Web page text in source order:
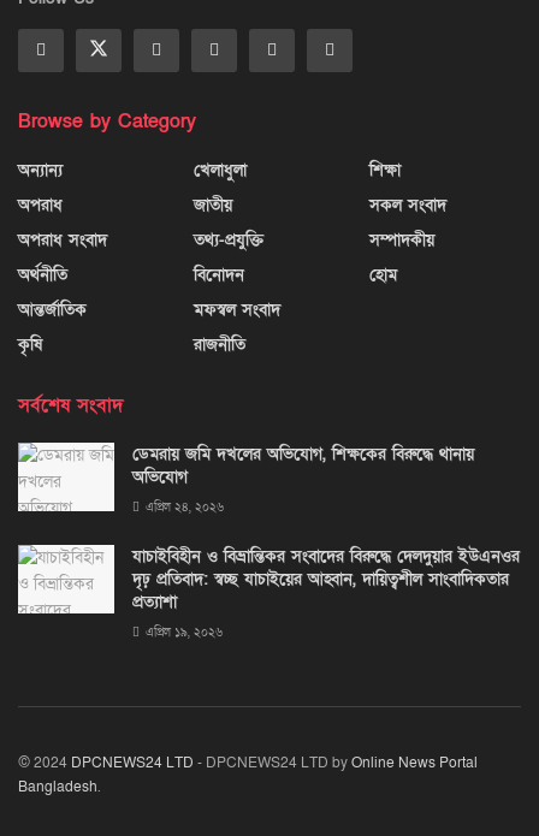
Browse by Category
অন্যান্য
অপরাধ
অপরাধ সংবাদ
অর্থনীতি
আন্তর্জাতিক
কৃষি
খেলাধুলা
জাতীয়
তথ্য-প্রযুক্তি
বিনোদন
মফস্বল সংবাদ
রাজনীতি
শিক্ষা
সকল সংবাদ
সম্পাদকীয়
হোম
সর্বশেষ সংবাদ
ডেমরায় জমি দখলের অভিযোগ, শিক্ষকের বিরুদ্ধে থানায়
অভিযোগ
এপ্রিল ২৪, ২০২৬
যাচাইবিহীন ও বিভ্রান্তিকর সংবাদের বিরুদ্ধে দেলদুয়ার ইউএনওর
দৃঢ় প্রতিবাদ: স্বচ্ছ যাচাইয়ের আহ্বান, দায়িত্বশীল সাংবাদিকতার
প্রত্যাশা
এপ্রিল ১৯, ২০২৬
© 2024 DPCNEWS24 LTD - DPCNEWS24 LTD byOnline News Portal
Bangladesh.